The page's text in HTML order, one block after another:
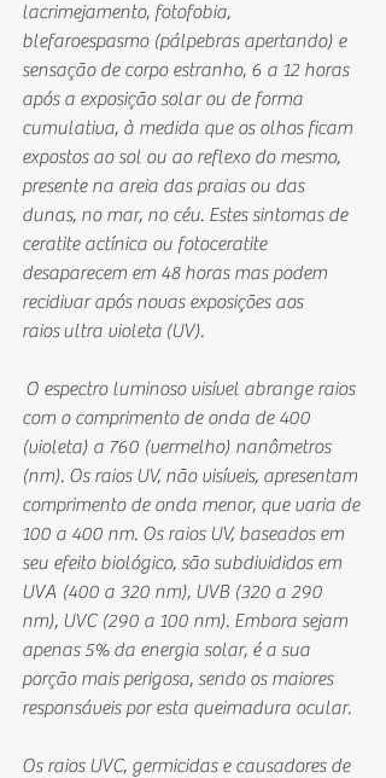
lacrimejamento, fotofobia,
blefaroespasmo (pálpebras apertando) e
sensação de corpo estranho, 6 a 12 horas
após a exposição solar ou de forma
cumulativa, à medida que os olhos ficam
expostos ao sol ou ao reflexo do mesmo,
presente na areia das praias ou das
dunas, no mar, no céu. Estes sintomas de
ceratite actínica ou fotoceratite
desaparecem em 48 horas mas podem
recidivar após novas exposições aos
raios ultra violeta (UV).
O espectro luminoso visível abrange raios
com o comprimento de onda de 400
(violeta) a 760 (vermelho) nanômetros
(nm). Os raios UV, não visíveis, apresentam
comprimento de onda menor, que varia de
100 a 400 nm. Os raios UV, baseados em
seu efeito biológico, são subdivididos em
UVA (400 a 320 nm), UVB (320 a 290
nm), UVC (290 a 100 nm). Embora sejam
apenas 5% da energia solar, é a sua
porção mais perigosa, sendo os maiores
responsáveis por esta queimadura ocular.
Os raios UVC, germicidas e causadores de